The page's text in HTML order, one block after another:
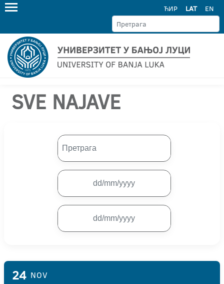
ЋИР LAT EN
SVE NAJAVE
24 NOV